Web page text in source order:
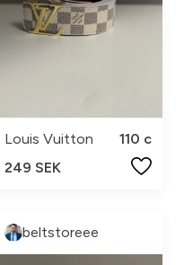
Louis Vuitton
110 c
249 SEK
beltstoreee